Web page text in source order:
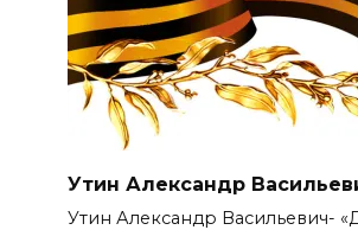
Утин Александр
Утин Александр Васильевич-